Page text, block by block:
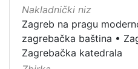
Nakladnički niz
Zagreb na pragu
zagrebačka baština •
Zagrebačka katedrala